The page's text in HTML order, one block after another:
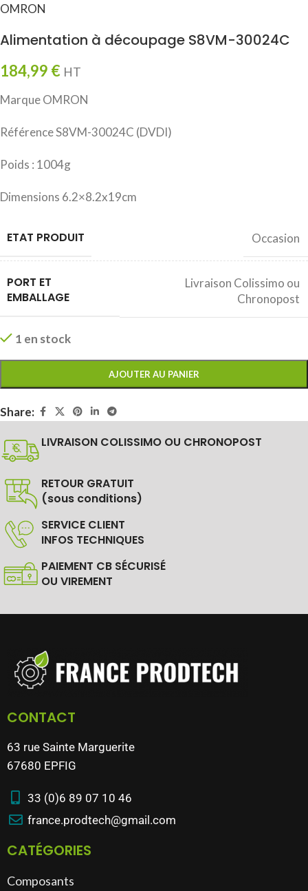
OMRON
Alimentation à découpage S8VM-30024C
184,99 € HT
Marque OMRON
Référence S8VM-30024C (DVDI)
Poids : 1004g
Dimensions 6.2×8.2x19cm
ETAT PRODUIT Occasion
PORT ET
EMBALLAGE
Livraison Colissimo ou
Chronopost
1 en stock
AJOUTER AU PANIER
Share:
LIVRAISON COLISSIMO OU CHRONOPOST
RETOUR GRATUIT
(sous conditions)
SERVICE CLIENT
INFOS TECHNIQUES
PAIEMENT CB SÉCURISÉ
OU VIREMENT
CONTACT
63 rue Sainte Marguerite
67680 EPFIG
33 (0)6 89 07 10 46
france.prodtech@gmail.com
CATÉGORIES
Composants